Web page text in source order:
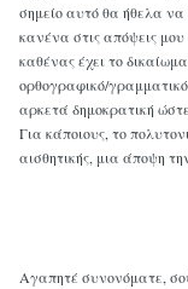
σημείο αυτό θα ήθελα
κανένα στις απόψεις
καθένας έχει το
ορθογραφικό/
αρκετά δημοκρατική
Για κάποιους, το
αισθητικής, μια άποψη
Αγαπητέ συνονόματε,